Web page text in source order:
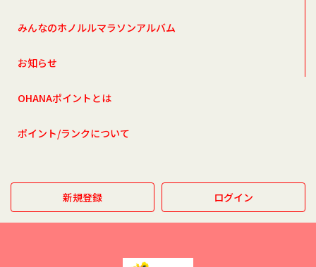
みんなのホノルルマラソンアルバム
お知らせ
OHANAポイントとは
ポイント/ランクについて
新規登録 ログイン